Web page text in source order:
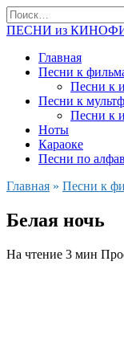
Перейти
к
Search
for:
ПЕСНИ из
Главная
Песни к
Песни к
Песни к
Песни к
Ноты
Караоке
Песни по
Главная » Песни к
Белая ночь
На чтение 3 мин